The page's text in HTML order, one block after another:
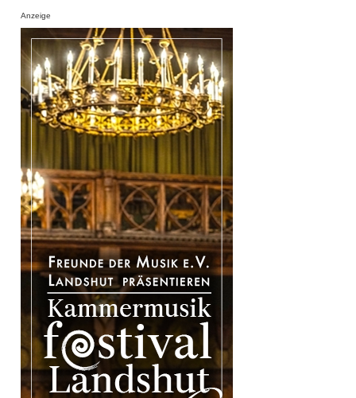
Anzeige